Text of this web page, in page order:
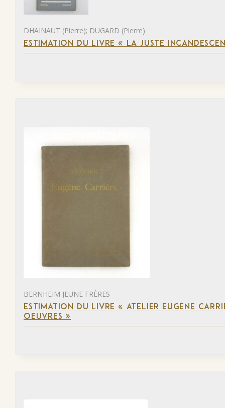
DHAINAUT (Pierre); DUGARD (Pierre)
ESTIMATION DU LIVRE « LA JUSTE
BERNHEIM JEUNE FRÈRES
ESTIMATION DU LIVRE « ATELIER EUGÈNE
OEUVRES »